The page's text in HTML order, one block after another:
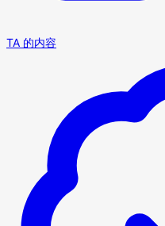
TA 的内容